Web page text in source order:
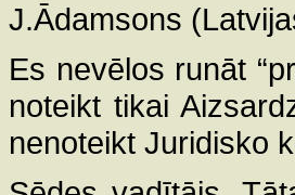
J.Ādamsons
Es nevēlos runāt
noteikt tikai
nenoteikt Juridisko